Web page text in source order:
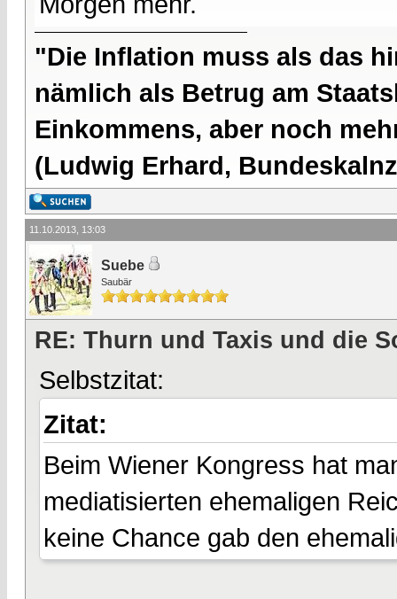
"Die Inflation muss als das
nämlich als Betrug am
Einkommens, aber noch
(Ludwig Erhard,
11.10.2013, 13:03
Suebe
Saubär
RE: Thurn und Taxis und die
Selbstzitat:
Zitat:
Beim Wiener Kongress hat
mediatisierten ehemaligen
keine Chance gab den